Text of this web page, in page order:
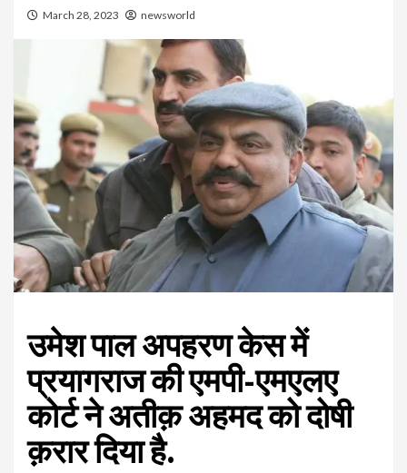
March 28, 2023 newsworld
उमेश पाल अपहरण केस में
प्रयागराज की एमपी-एमएलए
कोर्ट ने अतीक़ अहमद को दोषी
क़रार दिया है.